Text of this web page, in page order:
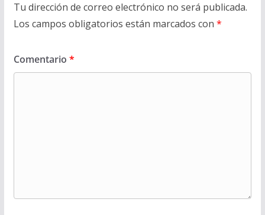
Tu dirección de correo electrónico no será publicada.
Los campos obligatorios están marcados con *
Comentario *